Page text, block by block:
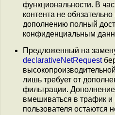
функциональности. В
контента не
дополнению полный
конфиденциальным
Предложенный на
declarativeNetRequest
лишь требует от
фильтрации.
вмешиваться в трафик
пользователя остаются